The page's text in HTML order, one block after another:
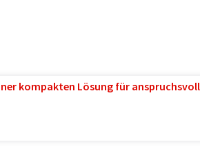
kompakten Lösung für